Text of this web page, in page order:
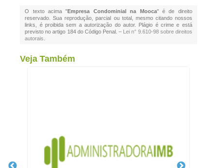
O texto acima "Empresa Condominial na Mooca" é de direito
reservado. Sua reprodução, parcial ou total, mesmo citando nossos
links, é proibida sem a autorização do autor. Plágio é crime e está
previsto no artigo 184 do Código Penal. – Lei n° 9.610-98 sobre direitos
autorais
Veja Também